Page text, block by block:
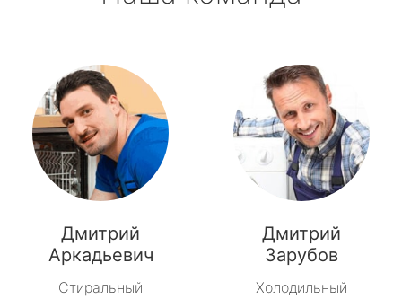
Дмитрий
Аркадьевич
Стиральный
Дмитрий
Зарубов
Холодильный